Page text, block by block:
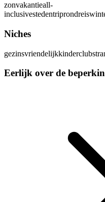
zonvakantieall-
inclusivestedentriprondreis
Niches
gezinsvriendelijkkinderclubs
Eerlijk over de